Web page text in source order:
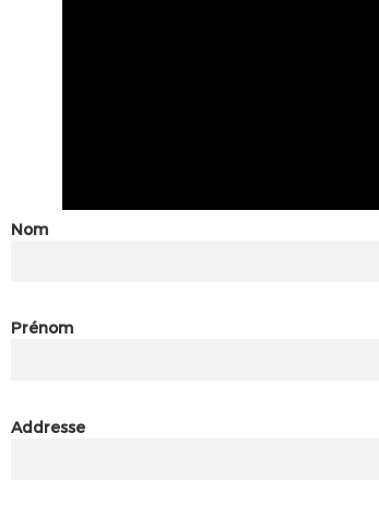
Nom
Prénom
Addresse